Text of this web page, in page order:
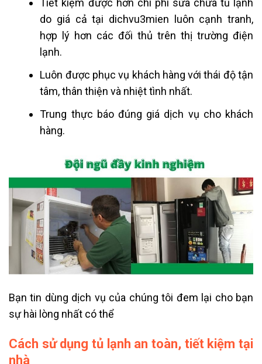
Tiết kiệm được hơn chi phí sửa chữa tủ lạnh
do giá cả tại dichvu3mien luôn cạnh tranh,
hợp lý hơn các đối thủ trên thị trường điện
lạnh.
Luôn được phục vụ khách hàng với thái độ tận
tâm, thân thiện và nhiệt tình nhất.
Trung thực báo đúng giá dịch vụ cho khách
hàng.
Bạn tin dùng dịch vụ của chúng tôi đem lại cho bạn
sự hài lòng nhất có thể
Cách sử dụng tủ lạnh an toàn, tiết kiệm tại
nhà